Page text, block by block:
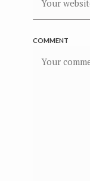
COMMENT